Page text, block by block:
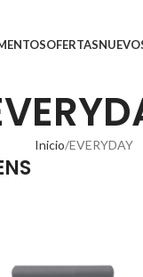
OFERTAS
Inicio EVERYDAY